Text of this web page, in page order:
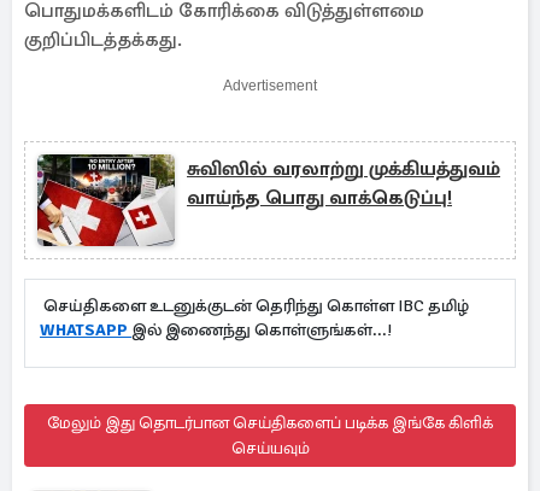
பொதுமக்களிடம் கோரிக்கை விடுத்துள்ளமை
குறிப்பிடத்தக்கது.
Advertisement
சுவிஸில் வரலாற்று முக்கியத்துவம்
வாய்ந்த பொது வாக்கெடுப்பு!
செய்திகளை உடனுக்குடன் தெரிந்து கொள்ள IBC தமிழ்
WHATSAPP இல் இணைந்து கொள்ளுங்கள்...!
மேலும் இது தொடர்பான செய்திகளைப் படிக்க இங்கே கிளிக்
செய்யவும்